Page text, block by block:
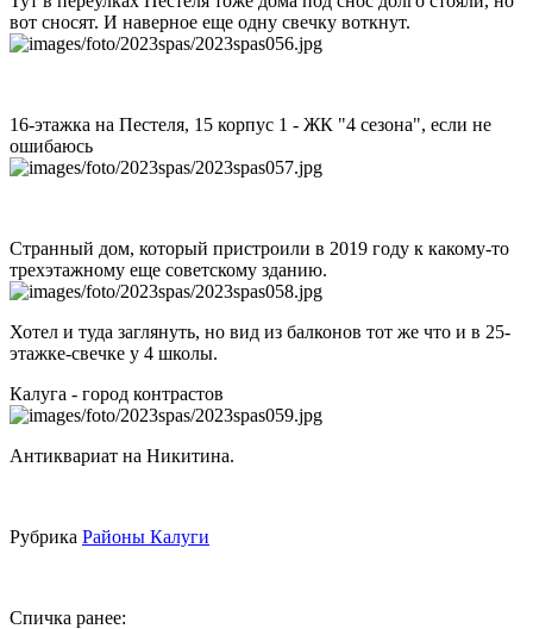
вот сносят. И наверное еще одну свечку воткнут.
16-этажка на Пестеля, 15 корпус 1 - ЖК "4 сезона", если не
ошибаюсь
Странный дом, который пристроили в 2019 году к какому-то
трехэтажному еще советскому зданию.
Хотел и туда заглянуть, но вид из балконов тот же что и в 25-
этажке-свечке у 4 школы.
Калуга - город контрастов
Антиквариат на Никитина.
Рубрика Районы Калуги
Спичка ранее: